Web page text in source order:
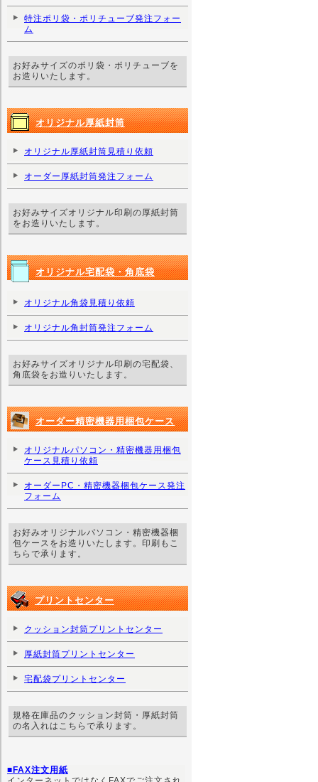
特注ポリ袋・ポリチューブ発注フォー
ム
お好みサイズのポリ袋・ポリチューブを
お造りいたします。
オリジナル厚紙封筒
オリジナル厚紙封筒見積り依頼
オーダー厚紙封筒発注フォーム
お好みサイズオリジナル印刷の厚紙封筒
をお造りいたします。
オリジナル宅配袋・角底袋
オリジナル角袋見積り依頼
オリジナル角封筒発注フォーム
お好みサイズオリジナル印刷の宅配袋、
角底袋をお造りいたします。
オーダー精密機器用梱包ケース
オリジナルパソコン・精密機器用梱包
ケース見積り依頼
オーダーPC・精密機器梱包ケース発注
フォーム
お好みオリジナルパソコン・精密機器梱
包ケースをお造りいたします。印刷もこ
ちらで承ります。
プリントセンター
クッション封筒プリントセンター
厚紙封筒プリントセンター
宅配袋プリントセンター
規格在庫品のクッション封筒・厚紙封筒
の名入れはこちらで承ります。
■FAX注文用紙